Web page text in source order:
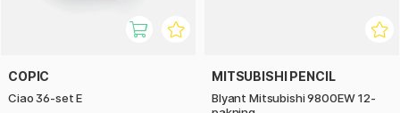
COPIC
Ciao 36-set E
MITSUBISHI PENCIL
Blyant Mitsubishi 9800EW 12-